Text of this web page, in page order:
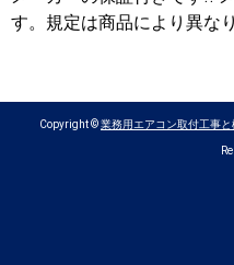
す。規定は商品により異な
Copyright ©業務用エアコン取付工事